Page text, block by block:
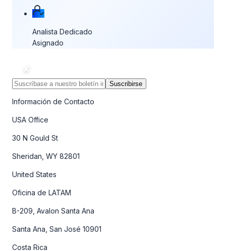
Analista Dedicado
Asignado
Suscribirse
Información de Contacto
USA Office
30 N Gould St
Sheridan, WY 82801
United States
Oficina de LATAM
B-209, Avalon Santa Ana
Santa Ana, San José 10901
Costa Rica